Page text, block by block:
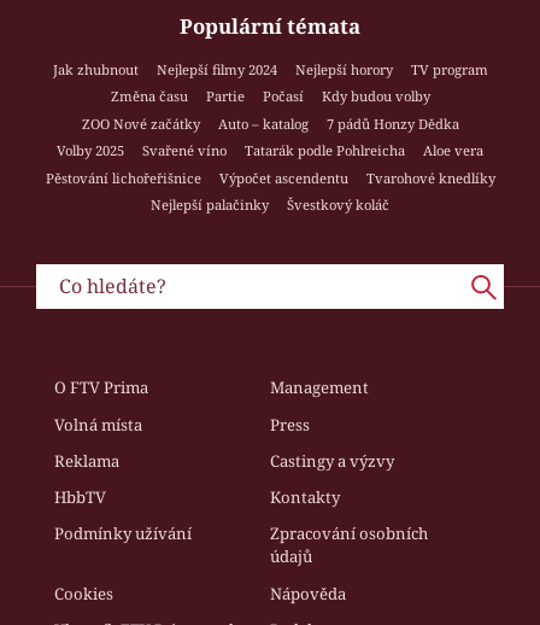
Populární témata
Jak zhubnout Nejlepší filmy 2024 Nejlepší horory
TV program
Změna času
Partie Počasí
Kdy budou volby
ZOO Nové začátky
Auto – katalog
7 pádů Honzy Dědka
Volby 2025
Svařené víno Tatarák podle Pohlreicha
Aloe vera
Pěstování lichořeřišnice
Výpočet ascendentu
Tvarohové knedlíky
Nejlepší palačinky
Švestkový koláč
O FTV Prima
Management
Volná místa
Press
Reklama
Castingy a výzvy
HbbTV
Kontakty
Podmínky užívání
Zpracování osobních
údajů
Cookies
Nápověda